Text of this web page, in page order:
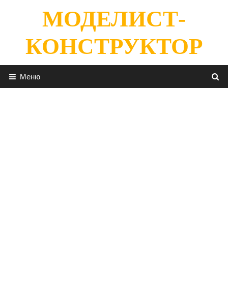
содержимомуМОДЕЛИСТ-
КОНСТРУКТОР
Меню